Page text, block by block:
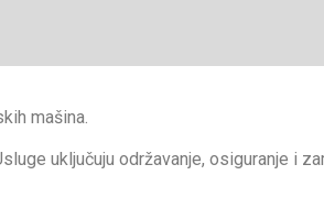
mašina.
uključuju održavanje, osiguranje i